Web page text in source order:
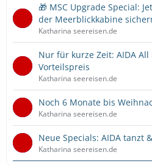
🎁 MSC Upgrade Special:
der Meerblickkabine
Katharina seereisen.de
Nur für kurze Zeit: AIDA
Vorteilspreis
Katharina seereisen.de
Noch 6 Monate bis
Katharina seereisen.de
Neue Specials: AIDA tanzt
Katharina seereisen.de